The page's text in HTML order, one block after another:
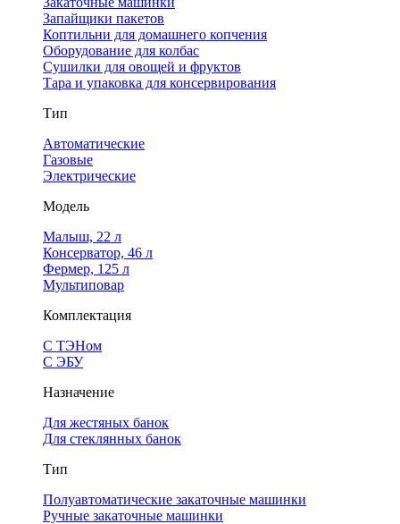
Запайщики пакетов
Коптильни для домашнего копчения
Оборудование для колбас
Сушилки для овощей и фруктов
Тара и упаковка для консервирования
Тип
Автоматические
Газовые
Электрические
Модель
Малыш, 22 л
Консерватор, 46 л
Фермер, 125 л
Мультиповар
Комплектация
С ТЭНом
С ЭБУ
Назначение
Для жестяных банок
Для стеклянных банок
Тип
Полуавтоматические закаточные машинки
Ручные закаточные машинки